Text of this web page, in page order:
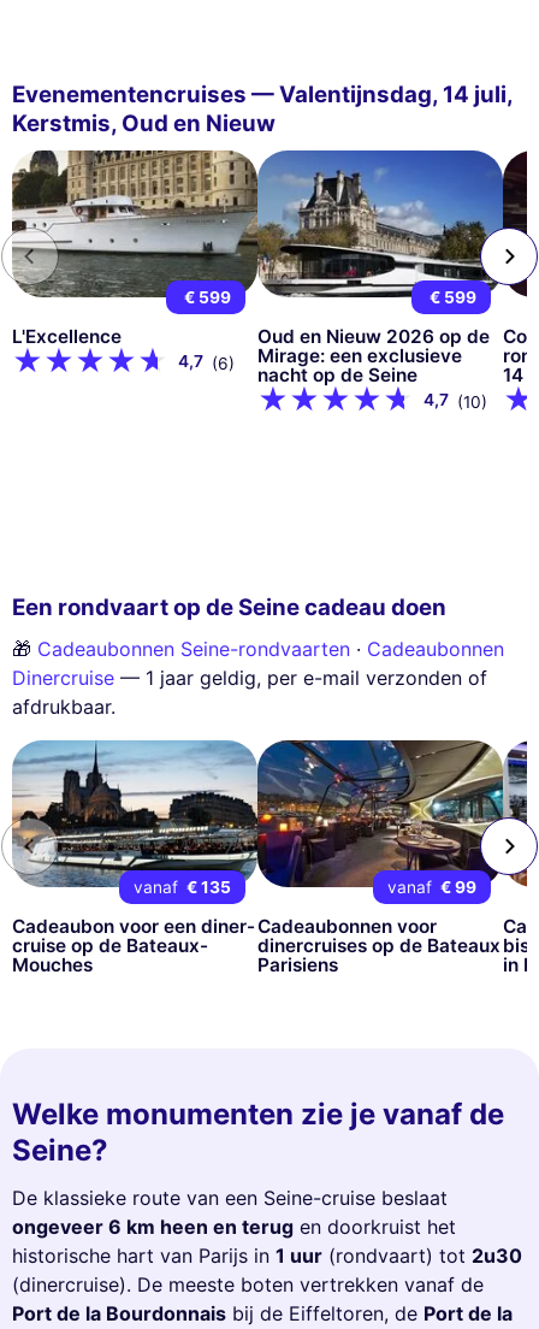
Evenementencruises — Valentijnsdag, 14 juli,
Kerstmis, Oud en Nieuw
€ 599
L'Excellence
4,7 (6)
€ 599
Oud en Nieuw 2026 op de
Mirage: een exclusieve
nacht op de Seine
4,7 (10)
14
Een rondvaart op de Seine cadeau doen
🎁 Cadeaubonnen Seine-rondvaarten · Cadeaubonnen
Dinercruise — 1 jaar geldig, per e-mail verzonden of
afdrukbaar.
vanaf € 135
Cadeaubon voor een diner-
cruise op de Bateaux-
Mouches
vanaf € 99
Cadeaubonnen voor
dinercruises op de Bateaux
Parisiens
in
Welke monumenten zie je vanaf de
Seine?
De klassieke route van een Seine-cruise beslaat
ongeveer 6 km heen en terug en doorkruist het
historische hart van Parijs in 1 uur (rondvaart) tot 2u30
(dinercruise). De meeste boten vertrekken vanaf de
Port de la Bourdonnais bij de Eiffeltoren, de Port de la